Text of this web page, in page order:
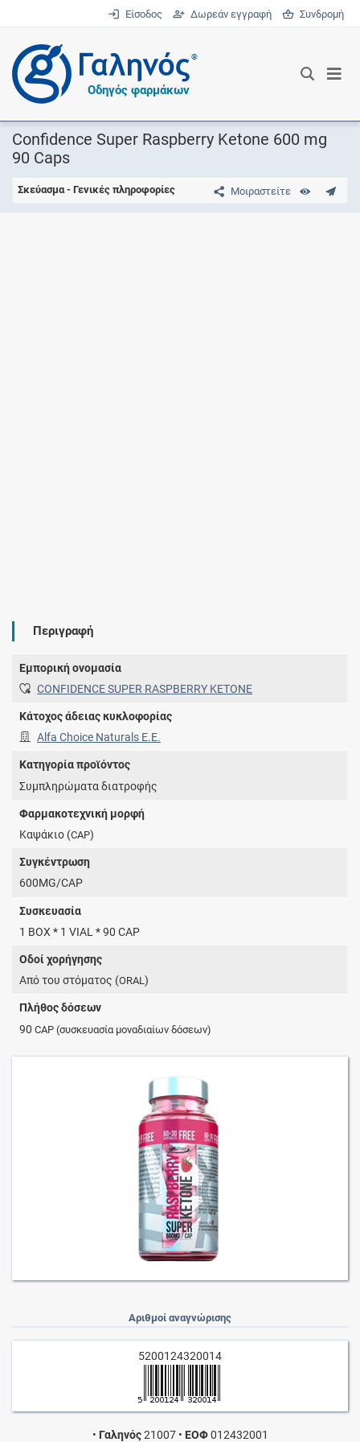
Είσοδος Δωρεάν εγγραφή Συνδρομή
®
Οδηγός φαρμάκων
Confidence Super Raspberry Ketone 600 mg
90 Caps
Μοιραστείτε
Σκεύασμα - Γενικές πληροφορίες
Περιγραφή
Εμπορική ονομασία
CONFIDENCE SUPER RASPBERRY KETONE
Κάτοχος άδειας κυκλοφορίας
Alfa Choice Naturals E.E.
Κατηγορία προϊόντος
Συμπληρώματα διατροφής
Φαρμακοτεχνική μορφή
Καψάκιο (CAP)
Συγκέντρωση
600MG/CAP
Συσκευασία
1 BOX * 1 VIAL * 90 CAP
Οδοί χορήγησης
Από του στόματος (ORAL)
Πλήθος δόσεων
90CAP (συσκευασία μοναδιαίων δόσεων)
Αριθμοί αναγνώρισης
5200124320014
• Γαληνός21007 • ΕΟΦ012432001